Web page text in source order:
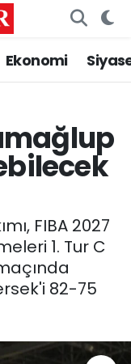
Ekonomi
FIBA 2027
1. Tur C
82-75